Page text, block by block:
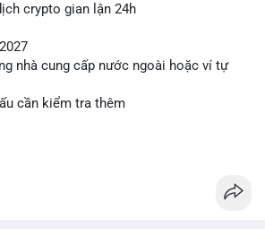
crypto gian lận 24h
nhà cung cấp nước ngoài hoặc ví tự
cần kiểm tra thêm